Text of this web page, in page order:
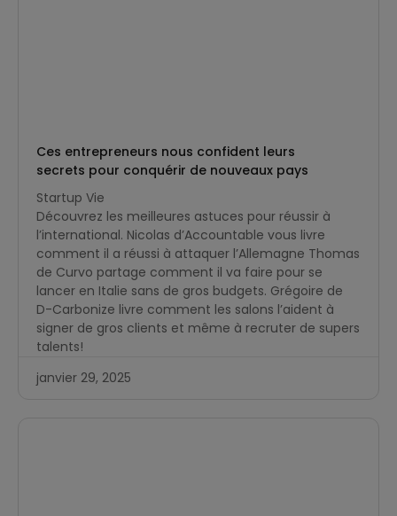
Ces entrepreneurs nous confident leurs
secrets pour conquérir de nouveaux pays
Startup Vie
Découvrez les meilleures astuces pour réussir à
l’international. Nicolas d’Accountable vous livre
comment il a réussi à attaquer l’Allemagne Thomas
de Curvo partage comment il va faire pour se
lancer en Italie sans de gros budgets. Grégoire de
D-Carbonize livre comment les salons l’aident à
signer de gros clients et même à recruter de supers
talents!
janvier 29, 2025